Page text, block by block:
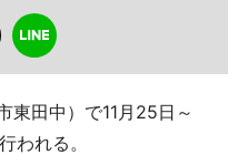
東田中）で11月25日～
われる。